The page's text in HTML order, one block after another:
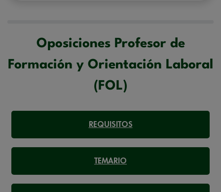
Oposiciones Profesor de
Formación y Orientación Laboral
(FOL)
REQUISITOS
TEMARIO